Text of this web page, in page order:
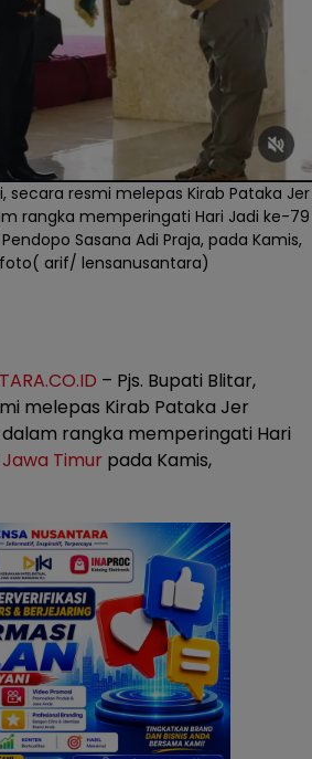
secara resmi melepas Kirab Pataka Jer
rangka memperingati Hari Jadi ke-79
Sasana Adi Praja, pada Kamis,
arif/ lensanusantara)
– Pjs. Bupati Blitar,
melepas Kirab Pataka Jer
dalam rangka memperingati Hari
Jawa Timur pada Kamis,